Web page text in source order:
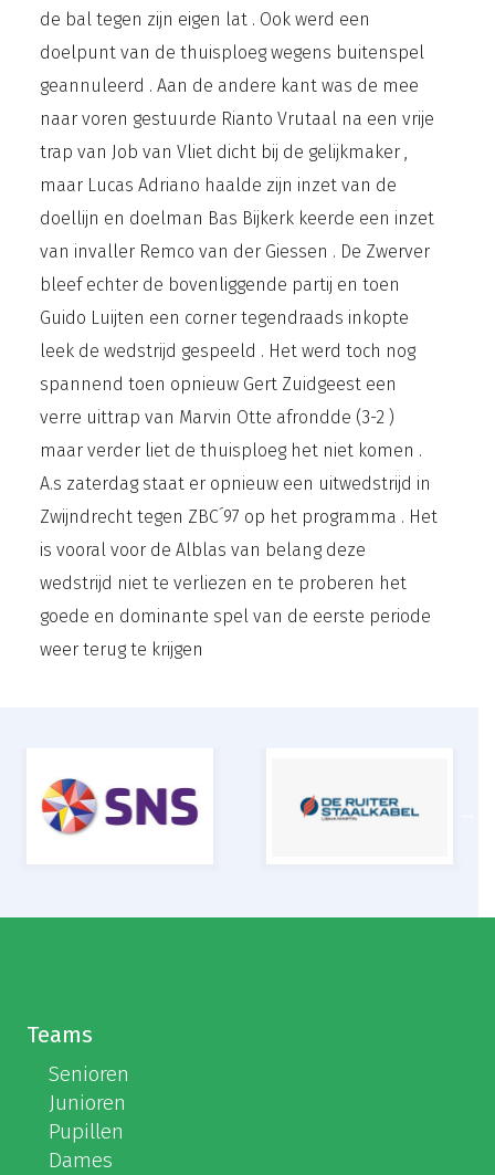
de bal tegen zijn eigen lat . Ook werd een
doelpunt van de thuisploeg wegens buitenspel
geannuleerd . Aan de andere kant was de mee
naar voren gestuurde Rianto Vrutaal na een vrije
trap van Job van Vliet dicht bij de gelijkmaker ,
maar Lucas Adriano haalde zijn inzet van de
doellijn en doelman Bas Bijkerk keerde een inzet
van invaller Remco van der Giessen . De Zwerver
bleef echter de bovenliggende partij en toen
Guido Luijten een corner tegendraads inkopte
leek de wedstrijd gespeeld . Het werd toch nog
spannend toen opnieuw Gert Zuidgeest een
verre uittrap van Marvin Otte afrondde (3-2 )
maar verder liet de thuisploeg het niet komen .
A.s zaterdag staat er opnieuw een uitwedstrijd in
Zwijndrecht tegen ZBC´97 op het programma . Het
is vooral voor de Alblas van belang deze
wedstrijd niet te verliezen en te proberen het
goede en dominante spel van de eerste periode
weer terug te krijgen
Teams
Senioren
Junioren
Pupillen
Dames